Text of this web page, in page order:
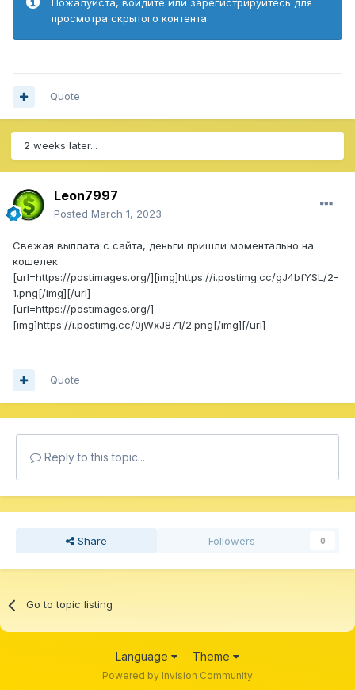
Пожалуйста, войдите или зарегистрируйтесь для
просмотра скрытого контента.
Quote
2 weeks later...
Leon7997
Posted March 1, 2023
Свежая выплата с сайта, деньги пришли моментально на
кошелек
[url=https://postimages.org/][img]https://i.postimg.cc/gJ4bfYSL/2-
1.png[/img][/url]
[url=https://postimages.org/]
[img]https://i.postimg.cc/0jWxJ871/2.png[/img][/url]
Quote
Reply to this topic...
Share Followers 0
Go to topic listing
Language Theme
Powered by Invision Community